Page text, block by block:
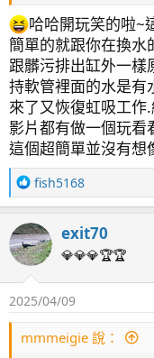
24/8/20兩
了
哈哈開玩笑的啦~
簡單的就跟你在換水
跟髒污排出缸外一樣
持軟管裡面的水是有
來了又恢復虹吸工
影片都有做一個玩
這個超簡單並沒有
R
e
c
t
i
o
n
：
fish5168
exit70
💎💎💎🏆🏆
2025/04/09
mmmeigie 說：